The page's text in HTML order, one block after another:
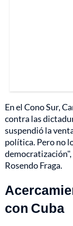
En el Cono Sur,
contra las
suspendió la
política. Pero no
Rosendo Fraga.
con Cuba